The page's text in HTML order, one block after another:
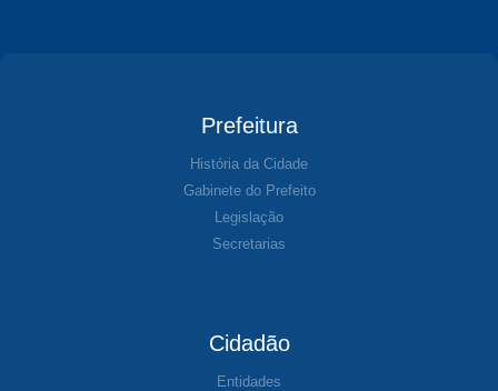
Prefeitura
História da Cidade
Gabinete do Prefeito
Legislação
Secretarias
Cidadão
Entidades